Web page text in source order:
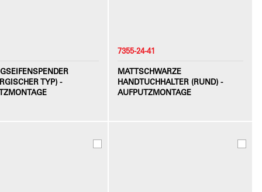
TYP) -
7355-24-41
MATTSCHWARZE
HANDTUCHHALTER (RUND) -
AUFPUTZMONTAGE